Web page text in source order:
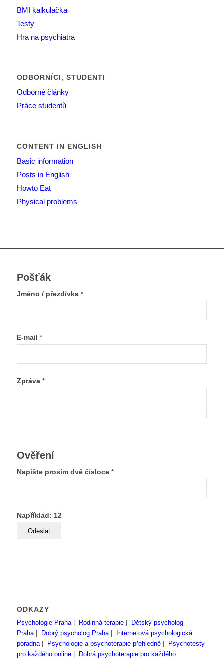
BMI kalkulačka
Testy
Hra na psychiatra
ODBORNÍCI, STUDENTI
Odborné články
Práce studentů
CONTENT IN ENGLISH
Basic information
Posts in English
Howto Eat
Physical problems
Pošťák
Jméno / přezdívka *
E-mail *
Zpráva *
Ověření
Napište prosím dvě čísloce *
Například: 12
ODKAZY
Psychologie Praha| Rodinná terapie|
Dětský psycholog
Praha| Dobrý psycholog Praha|
Internetová psychologická
poradna| Psychologie a psychoterapie přehledně|
Psychotesty
pro každého online|
Dobrá psychoterapie pro každého